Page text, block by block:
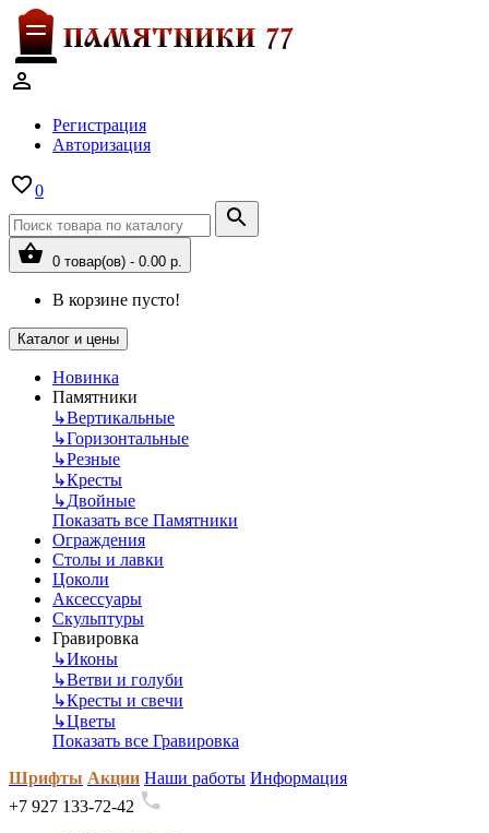
Регистрация
Авторизация
0
0 товар(ов) - 0.00 р.
В корзине пусто!
Каталог и цены
Новинка
Памятники
↳Вертикальные
↳Горизонтальные
↳Резные
↳Кресты
↳Двойные
Показать все Памятники
Ограждения
Столы и лавки
Цоколи
Аксессуары
Скульптуры
Гравировка
↳Иконы
↳Ветви и голуби
↳Кресты и свечи
↳Цветы
Показать все Гравировка
Шрифты Акции Наши работы Информация
+7 927 133-72-42